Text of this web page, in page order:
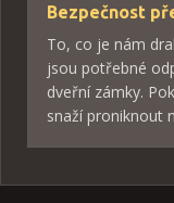
Bezpečnost
To, co je nám
jsou potřebné
dveřní zámky.
snaží proniknout